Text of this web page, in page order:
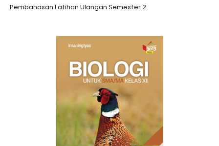
Pembahasan Latihan Ulangan Semester 2